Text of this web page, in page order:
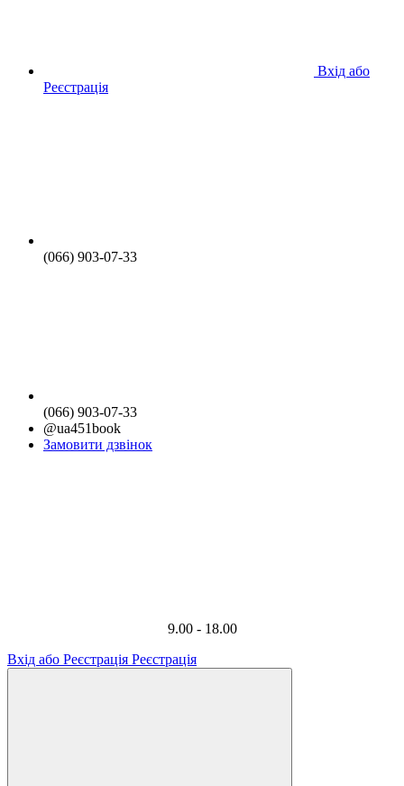
Вхід або
Реєстрація
(066) 903-07-33
(066) 903-07-33
@ua451book
Замовити дзвінок
9.00 - 18.00
Вхід або Реєстрація Реєстрація